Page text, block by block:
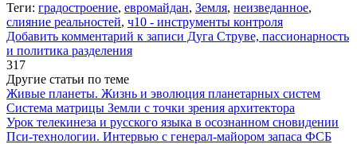
Теги: градостроение, евромайдан, Земля, неизведанное,
слияние реальностей, ч10 - инструменты контроля
Добавить комментарий к записи Дуга Струве, пассионарность
и политика разделения
317
Другие статьи по теме
Живые планеты. Жизнь и эволюция планетарных систем
Система матрицы Земли с точки зрения архитектора
Урок телекинеза и русского языка в осознанном сновидении
Пси-технологии. Интервью с генерал-майором запаса ФСБ